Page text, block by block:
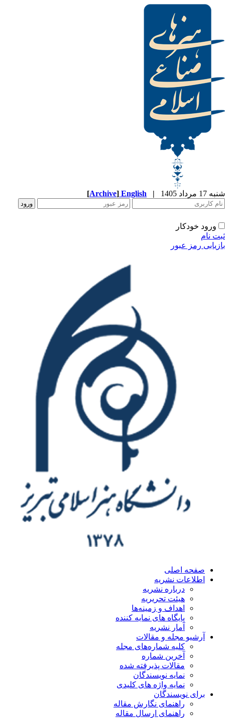
|
English
[ Archive
عبور
اصلی
نشریه
درباره نشریه
هیئت تحریریه
اهداف و زمینه‌ها
پایگاه های نمایه کننده
آمار نشریه
مجله و مقالات
کلیه شماره‌های مجله
آخرین شماره
مقالات پذیرفته شده
نمایه نویسندگان
نمایه واژه های کلیدی
نویسندگان
راهنمای نگارش مقاله
راهنمای ارسال مقاله